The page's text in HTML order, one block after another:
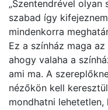
„Szentendrével olyan
szabad így
mindenkorra
Ez a színház maga
ahogy valaha a
ami ma. A
nézőkön kell
mondhatni